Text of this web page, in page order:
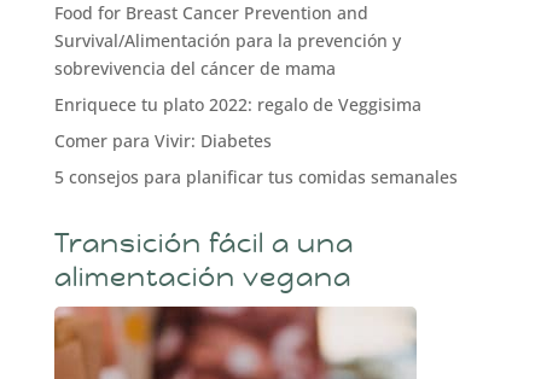
Food for Breast Cancer Prevention and
Survival/Alimentación para la prevención y
sobrevivencia del cáncer de mama
Enriquece tu plato 2022: regalo de Veggisima
Comer para Vivir: Diabetes
5 consejos para planificar tus comidas semanales
Transición fácil a una
alimentación vegana